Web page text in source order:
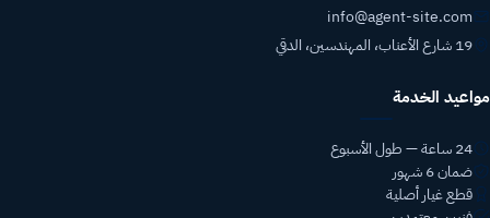
info@agent-site.com
19 شارع الأعناب، المهندسين، الدقي
مواعيد الخدمة
24 ساعة — طول الأسبوع
ضمان 6 شهور
قطع غيار أصلية